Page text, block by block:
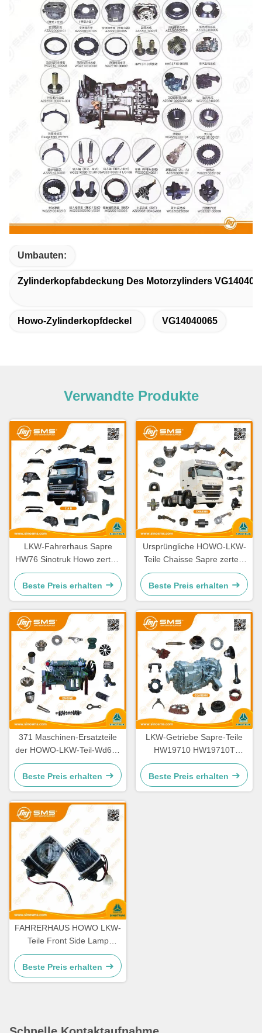
Umbauten:
Zylinderkopfabdeckung Des Motorzylinders
Howo-Zylinderkopfdeckel VG14040065
Verwandte Produkte
LKW-Fahrerhaus Sapre
HW76 Sinotruk Howo zerteilt
Ersatzteile Cabine
Beste Preis erhalten
Ursprüngliche HOWO-LKW-
Teile Chaisse Sapre zerteilt
Standardgröße
Beste Preis erhalten
371 Maschinen-Ersatzteile
der HOWO-LKW-Teil-Wd615
336 Maschinen-Ersatzteile
Beste Preis erhalten
LKW-Getriebe Sapre-Teile
HW19710 HW19710T
HW19712 Sinotruk Howo
Beste Preis erhalten
FAHRERHAUS HOWO LKW-
Teile Front Side Lamp
WG9719790005/0008
Beste Preis erhalten